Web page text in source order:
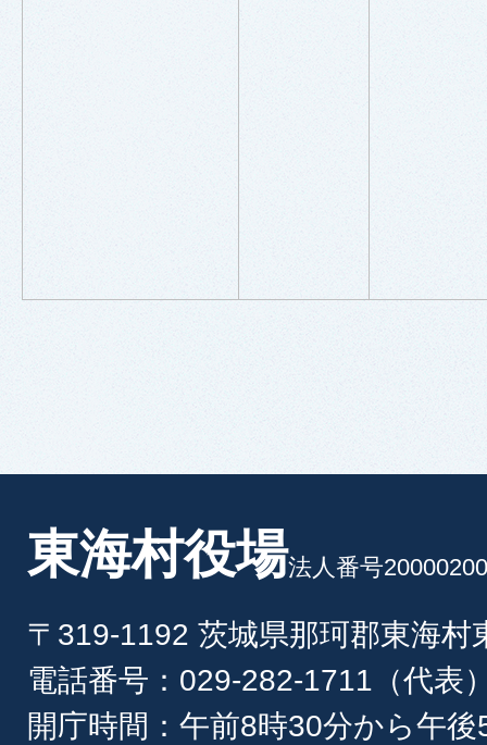
東海村役場法人番号
〒319-1192 茨城県那珂郡東海村
電話番号：029-282-1711（代表
開庁時間：午前8時30分から午